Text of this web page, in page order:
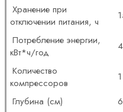
Хранение при
отключении питания, ч
Потребление энергии,
кВт*ч/год
Количество
компрессоров
1
Глубина (см)